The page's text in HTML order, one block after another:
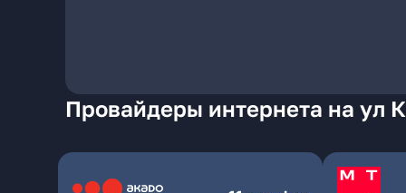
Провайдеры интернета на ул